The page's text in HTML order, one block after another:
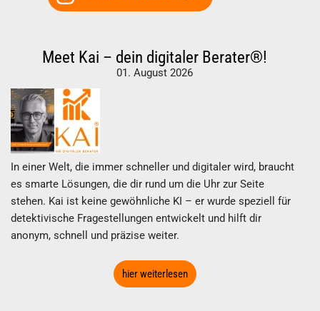
Meet Kai – dein digitaler Berater®!
01. August 2026
In einer Welt, die immer schneller und digitaler wird, braucht
es smarte Lösungen, die dir rund um die Uhr zur Seite
stehen. Kai ist keine gewöhnliche KI – er wurde speziell für
detektivische Fragestellungen entwickelt und hilft dir
anonym, schnell und präzise weiter.
hier weiterlesen